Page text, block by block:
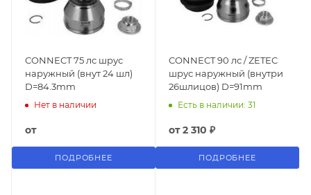
CONNECT 75 лс шрус
наружный (внут 24 шл)
D=84.3mm
Нет в наличии
от
ПОДРОБНЕЕ
CONNECT 90 лс / ZETEC
шрус наружный (внутри
26шлицов) D=91mm
Есть в наличии: 31
от2 310 ₽
ПОДРОБНЕЕ